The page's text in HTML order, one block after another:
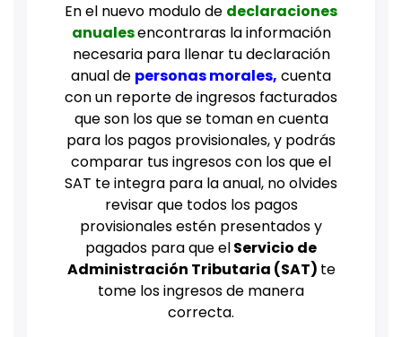
En el nuevo modulo de declaraciones
anualesencontraras la información
necesaria para llenar tu declaración
anual de personas morales, cuenta
con un reporte de ingresos facturados
que son los que se toman en cuenta
para los pagos provisionales, y podrás
comparar tus ingresos con los que el
SAT te integra para la anual, no olvides
revisar que todos los pagos
provisionales estén presentados y
pagados para que elServicio de
Administración Tributaria (SAT) te
tome los ingresos de manera
correcta.